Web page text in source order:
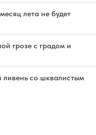
лета не будет
грозе с градом и
ливень со шквалистым